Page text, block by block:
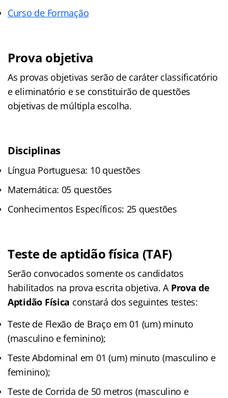
Curso de Formação
Prova objetiva
As provas objetivas serão de caráter classificatório
e eliminatório e se constituirão de questões
objetivas de múltipla escolha.
Disciplinas
Língua Portuguesa: 10 questões
Matemática: 05 questões
Conhecimentos Específicos: 25 questões
Teste de aptidão física (TAF)
Serão convocados somente os candidatos
habilitados na prova escrita objetiva. A Prova de
Aptidão Física constará dos seguintes testes:
Teste de Flexão de Braço em 01 (um) minuto
(masculino e feminino);
Teste Abdominal em 01 (um) minuto (masculino e
feminino);
Teste de Corrida de 50 metros (masculino e